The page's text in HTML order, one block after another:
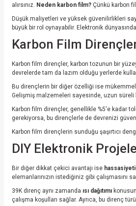
alırsınız. Neden karbon film? Çünkü karbon
Düşük maliyetleri ve yüksek güvenilirlikleri
büyük bir rol oynayabilir. Elektronik
Karbon Film
Karbon film dirençler, karbon tozunun bir
devrelerde tam da lazım olduğu yerlerde
Bu dirençlerin bir diğer özelliği ise mükemmel
Gelişmiş malzemeleri sayesinde, uzun süreli
Karbon film dirençler, genellikle %5'e kadar
gerekiyorsa, bu dirençlerle de devrenizi
Karbon film dirençlerin sunduğu şaşırtıcı
DIY Elektronik
Bir diğer dikkat çekici avantajı ise
elemanlarınızın istediğiniz gibi
39K direnç aynı zamanda ısı dağıtımı
çalışma koşulları sağlar. Ayrıca, bu direnç